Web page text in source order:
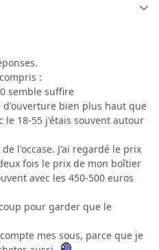
:
semble suffire
bien plus haut que
le 18-55 j'étais souvent autour
l'occase. J'ai regardé le prix
fois le prix de mon boîtier
avec les 450-500 euros
pour garder que le
mes sous, parce que je